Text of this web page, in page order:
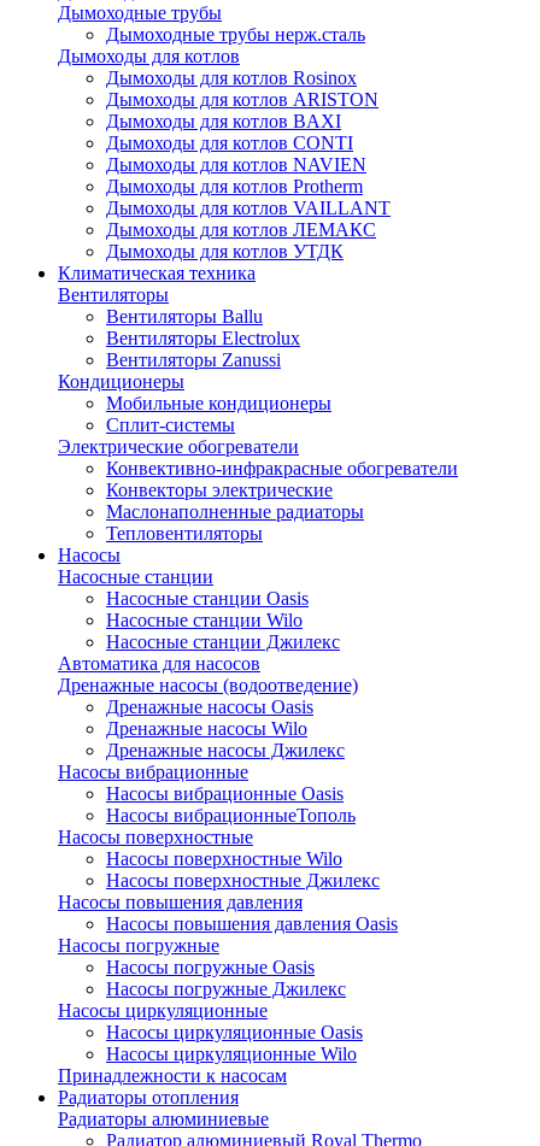
Дымоходные трубы
Дымоходные трубы нерж.сталь
Дымоходы для котлов
Дымоходы для котлов Rosinox
Дымоходы для котлов ARISTON
Дымоходы для котлов BAXI
Дымоходы для котлов CONTI
Дымоходы для котлов NAVIEN
Дымоходы для котлов Protherm
Дымоходы для котлов VAILLANT
Дымоходы для котлов ЛЕМАКС
Дымоходы для котлов УТДК
Климатическая техника
Вентиляторы
Вентиляторы Ballu
Вентиляторы Electrolux
Вентиляторы Zanussi
Кондиционеры
Мобильные кондиционеры
Сплит-системы
Электрические обогреватели
Конвективно-инфракрасные обогреватели
Конвекторы электрические
Маслонаполненные радиаторы
Тепловентиляторы
Насосы
Насосные станции
Насосные станции Oasis
Насосные станции Wilo
Насосные станции Джилекс
Автоматика для насосов
Дренажные насосы (водоотведение)
Дренажные насосы Oasis
Дренажные насосы Wilo
Дренажные насосы Джилекс
Насосы вибрационные
Насосы вибрационные Oasis
Насосы вибрационныеТополь
Насосы поверхностные
Насосы поверхностные Wilo
Насосы поверхностные Джилекс
Насосы повышения давления
Насосы повышения давления Oasis
Насосы погружные
Насосы погружные Oasis
Насосы погружные Джилекс
Насосы циркуляционные
Насосы циркуляционные Oasis
Насосы циркуляционные Wilo
Принадлежности к насосам
Радиаторы отопления
Радиаторы алюминиевые
Радиатор алюминиевый Royal Thermo